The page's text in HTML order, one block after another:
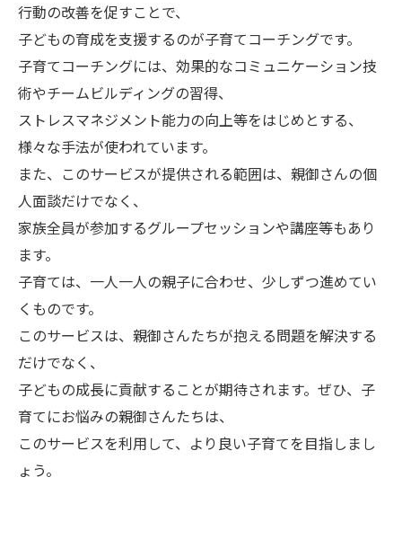
行動の改善を促すことで、
子どもの育成を支援するのが子育てコーチングです。
子育てコーチングには、効果的なコミュニケーション技
術やチームビルディングの習得、
ストレスマネジメント能力の向上等をはじめとする、
様々な手法が使われています。
また、このサービスが提供される範囲は、親御さんの個
人面談だけでなく、
家族全員が参加するグループセッションや講座等もあり
ます。
子育ては、一人一人の親子に合わせ、少しずつ進めてい
くものです。
このサービスは、親御さんたちが抱える問題を解決する
だけでなく、
子どもの成長に貢献することが期待されます。ぜひ、子
育てにお悩みの親御さんたちは、
このサービスを利用して、より良い子育てを目指しまし
ょう。